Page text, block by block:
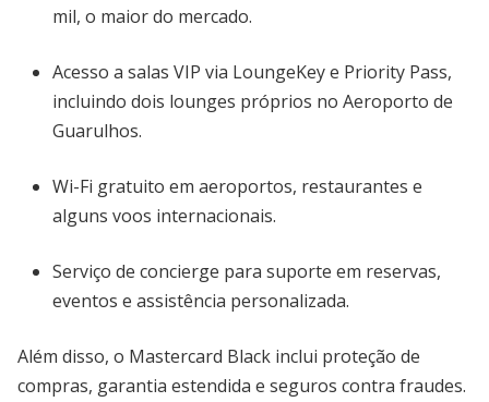
mil, o maior do mercado.
Acesso a salas VIP via LoungeKey e Priority Pass,
incluindo dois lounges próprios no Aeroporto de
Guarulhos.
Wi-Fi gratuito em aeroportos, restaurantes e
alguns voos internacionais.
Serviço de concierge para suporte em reservas,
eventos e assistência personalizada.
Além disso, o Mastercard Black inclui proteção de
compras, garantia estendida e seguros contra fraudes.